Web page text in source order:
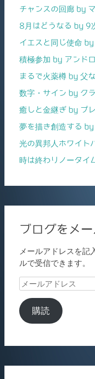
チャンスの回廊 by
8月はどうなる by 9
イエスと同じ使命
積極参加 by アンド
まるで火薬樽 by 父
数字・サイン by ク
癒しと金継ぎ by プ
夢を描き創造する
光の異邦人ホワイト
時は終わりノータイ
ブログをメ
メールアドレスを記
ルで受信できます。
メ
ル
ア
購読